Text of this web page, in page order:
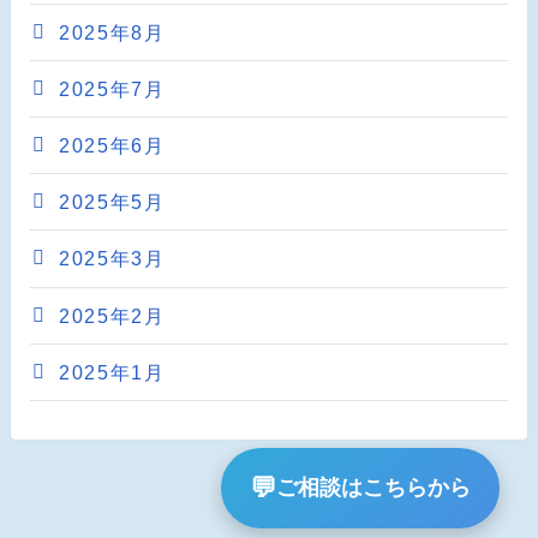
2025年8月
2025年7月
2025年6月
2025年5月
2025年3月
2025年2月
2025年1月
💬ご相談はこちらから